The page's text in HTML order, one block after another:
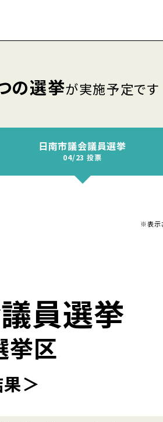
の選挙が実施予定です
日南市議会議員選挙
04/23 投票
※表示
員選挙
挙区
＞